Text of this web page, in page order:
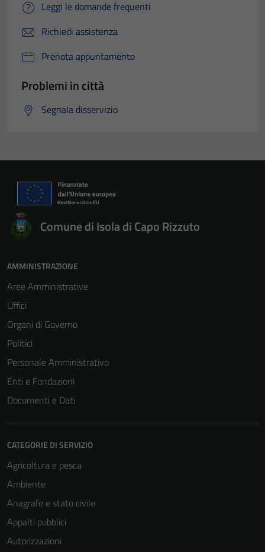
Leggi le domande frequenti
Richiedi assistenza
Prenota appuntamento
Problemi in città
Segnala disservizio
Comune di Isola di Capo Rizzuto
AMMINISTRAZIONE
Aree Amministrative
Uffici
Organi di Governo
Politici
Personale Amministrativo
Enti e Fondazioni
Documenti e Dati
CATEGORIE DI SERVIZIO
Agricoltura e pesca
Ambiente
Anagrafe e stato civile
Appalti pubblici
Autorizzazioni